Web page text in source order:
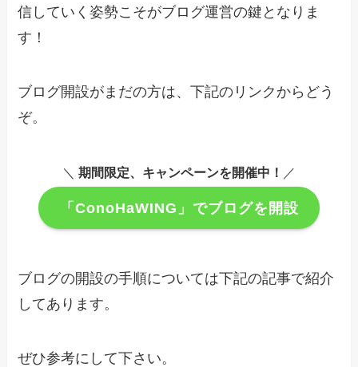
信していく姿勢こそがブログ運営の鍵となりま
す！
ブログ開設がまだの方は、下記のリンクからどう
ぞ。
＼ 期間限定、キャンペーンを開催中！ ／
「ConoHaWING」でブログを開設
ブログの開設の手順については下記の記事で紹介
してあります。
ぜひ参考にして下さい。